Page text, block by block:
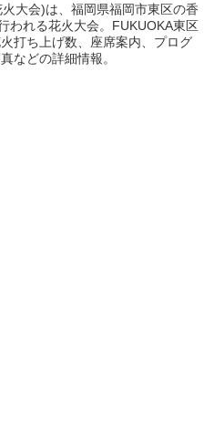
大会)は、福岡県福岡市東区の香
われる花火大会。FUKUOKA東区
打ち上げ数、座席案内、プログ
などの詳細情報。